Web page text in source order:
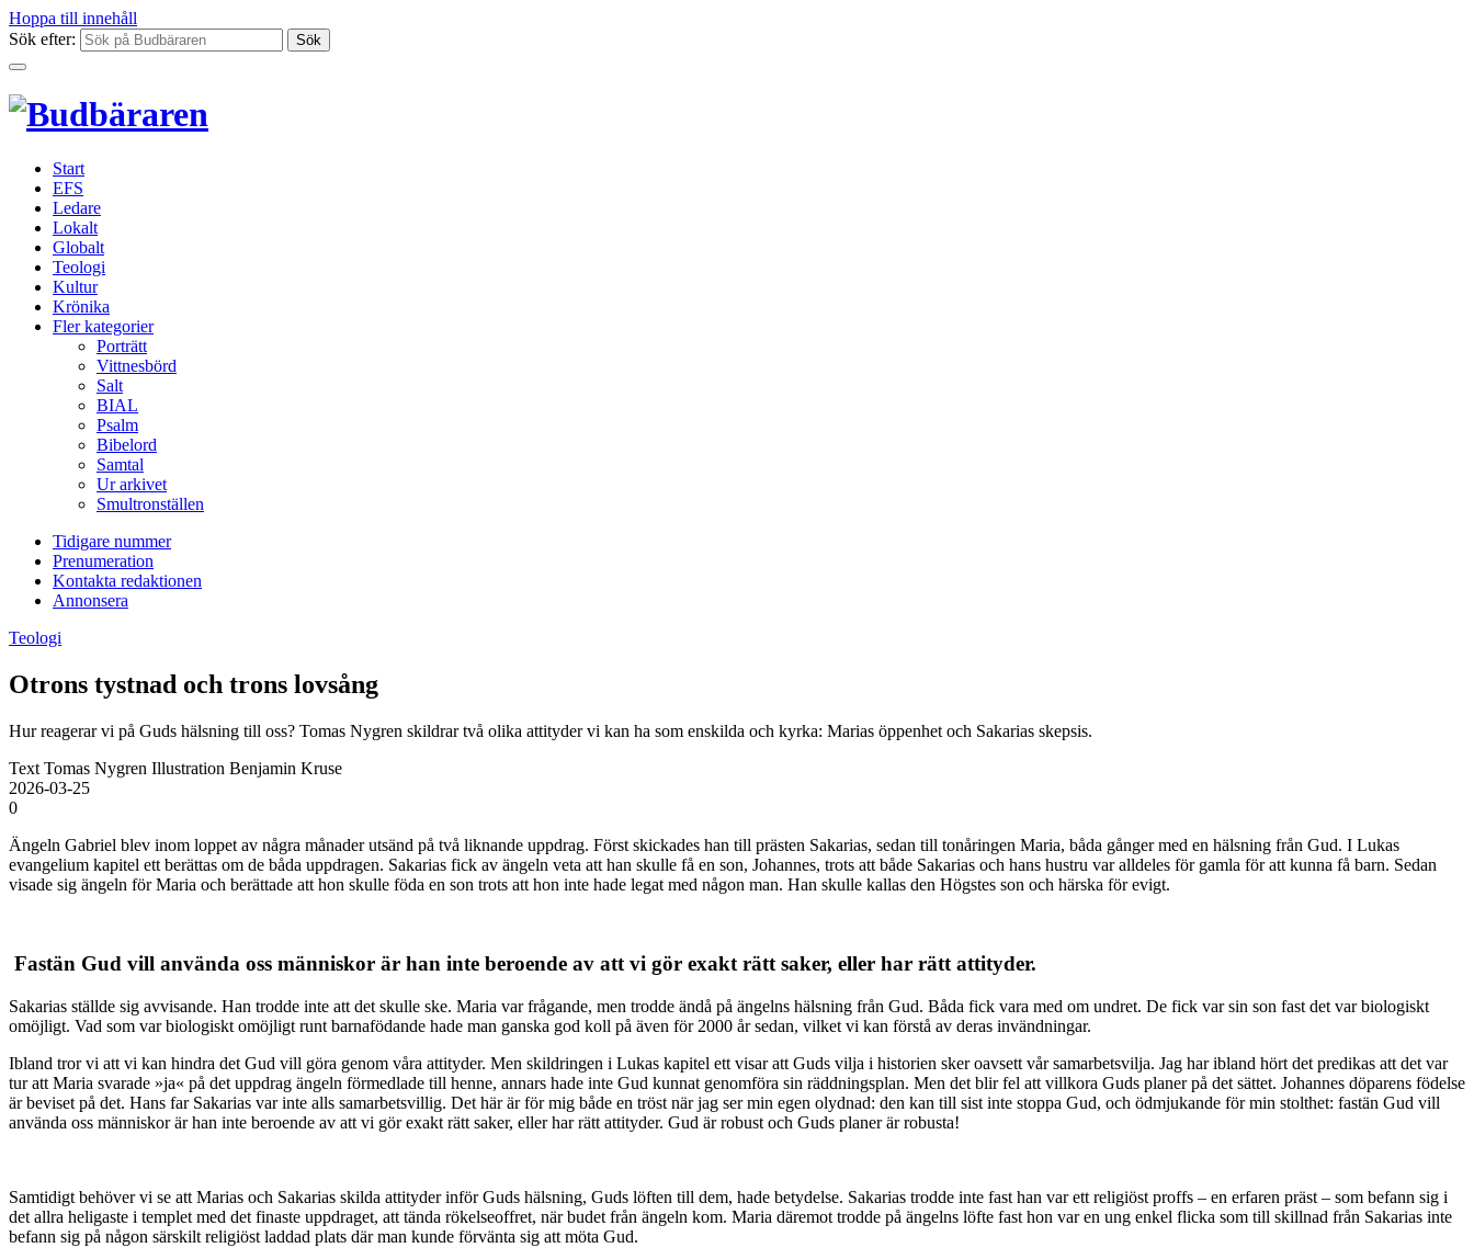
Hoppa till innehåll
Sök efter:
Start
EFS
Ledare
Lokalt
Globalt
Teologi
Kultur
Krönika
Fler kategorier
Porträtt
Vittnesbörd
Salt
BIAL
Psalm
Bibelord
Samtal
Ur arkivet
Smultronställen
Tidigare nummer
Prenumeration
Kontakta redaktionen
Annonsera
Teologi
Otrons tystnad och trons lovsång
Hur reagerar vi på Guds hälsning till oss? Tomas Nygren skildrar två olika attityder vi kan ha som enskilda och kyrka: Marias öppenhet och Sakarias skepsis.
Text Tomas Nygren Illustration Benjamin Kruse
2026-03-25
0
Ängeln Gabriel blev inom loppet av några månader utsänd på två liknande uppdrag. Först skickades han till prästen Sakarias, sedan till tonåringen Maria, båda gånger med en hälsning från Gud. I Lukas
evangelium kapitel ett berättas om de båda uppdragen. Sakarias fick av ängeln veta att han skulle få en son, Johannes, trots att både Sakarias och hans hustru var alldeles för gamla för att kunna få barn. Sedan
visade sig ängeln för Maria och berättade att hon skulle föda en son trots att hon inte hade legat med någon man. Han skulle kallas den Högstes son och härska för evigt.
Fastän Gud vill använda oss människor är han inte beroende av att vi gör exakt rätt saker, eller har rätt attityder.
Sakarias ställde sig avvisande. Han trodde inte att det skulle ske. Maria var frågande, men trodde ändå på ängelns hälsning från Gud. Båda fick vara med om undret. De fick var sin son fast det var biologiskt
omöjligt. Vad som var biologiskt omöjligt runt barnafödande hade man ganska god koll på även för 2000 år sedan, vilket vi kan förstå av deras invändningar.
Ibland tror vi att vi kan hindra det Gud vill göra genom våra attityder. Men skildringen i Lukas kapitel ett visar att Guds vilja i historien sker oavsett vår samarbetsvilja. Jag har ibland hört det predikas att det var
tur att Maria svarade »ja« på det uppdrag ängeln förmedlade till henne, annars hade inte Gud kunnat genomföra sin räddningsplan. Men det blir fel att villkora Guds planer på det sättet. Johannes döparens födelse
är beviset på det. Hans far Sakarias var inte alls samarbetsvillig. Det här är för mig både en tröst när jag ser min egen olydnad: den kan till sist inte stoppa Gud, och ödmjukande för min stolthet: fastän Gud vill
använda oss människor är han inte beroende av att vi gör exakt rätt saker, eller har rätt attityder. Gud är robust och Guds planer är robusta!
Samtidigt behöver vi se att Marias och Sakarias skilda attityder inför Guds hälsning, Guds löften till dem, hade betydelse. Sakarias trodde inte fast han var ett religiöst proffs – en erfaren präst – som befann sig i
det allra heligaste i templet med det finaste uppdraget, att tända rökelseoffret, när budet från ängeln kom. Maria däremot trodde på ängelns löfte fast hon var en ung enkel flicka som till skillnad från Sakarias inte
befann sig på någon särskilt religiöst laddad plats där man kunde förvänta sig att möta Gud.